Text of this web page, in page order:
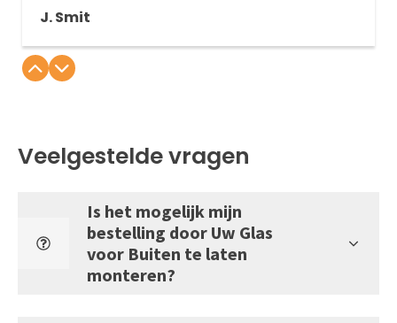
J. Smit
Veelgestelde vragen
Is het mogelijk mijn
bestelling door Uw Glas
voor Buiten te laten
monteren?